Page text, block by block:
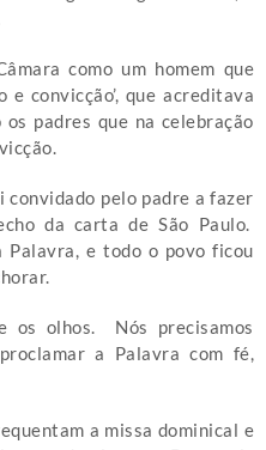
como um homem que
e convicção’, que acreditava
padres que na celebração
convidado pelo padre a fazer
da carta de São Paulo.
Palavra, e todo o povo ficou
os olhos. Nós precisamos
a Palavra com fé,
a missa dominical e